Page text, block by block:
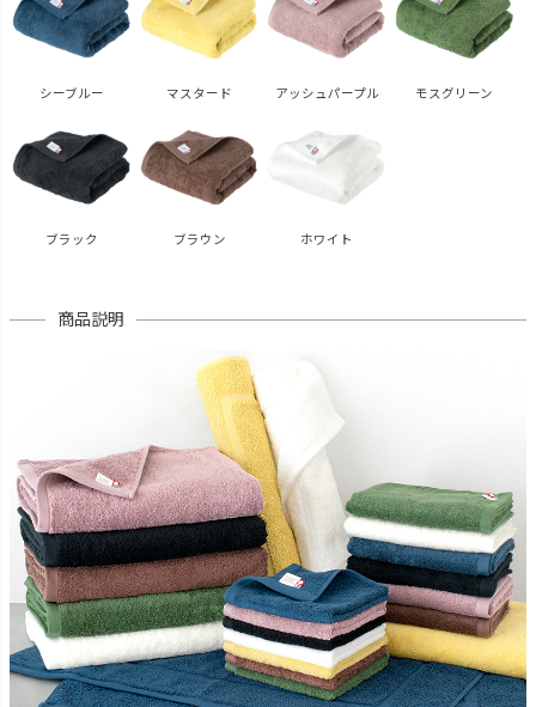
シーブルー マスタード アッシュパープル モスグリーン
ブラック ブラウン ホワイト
商品説明